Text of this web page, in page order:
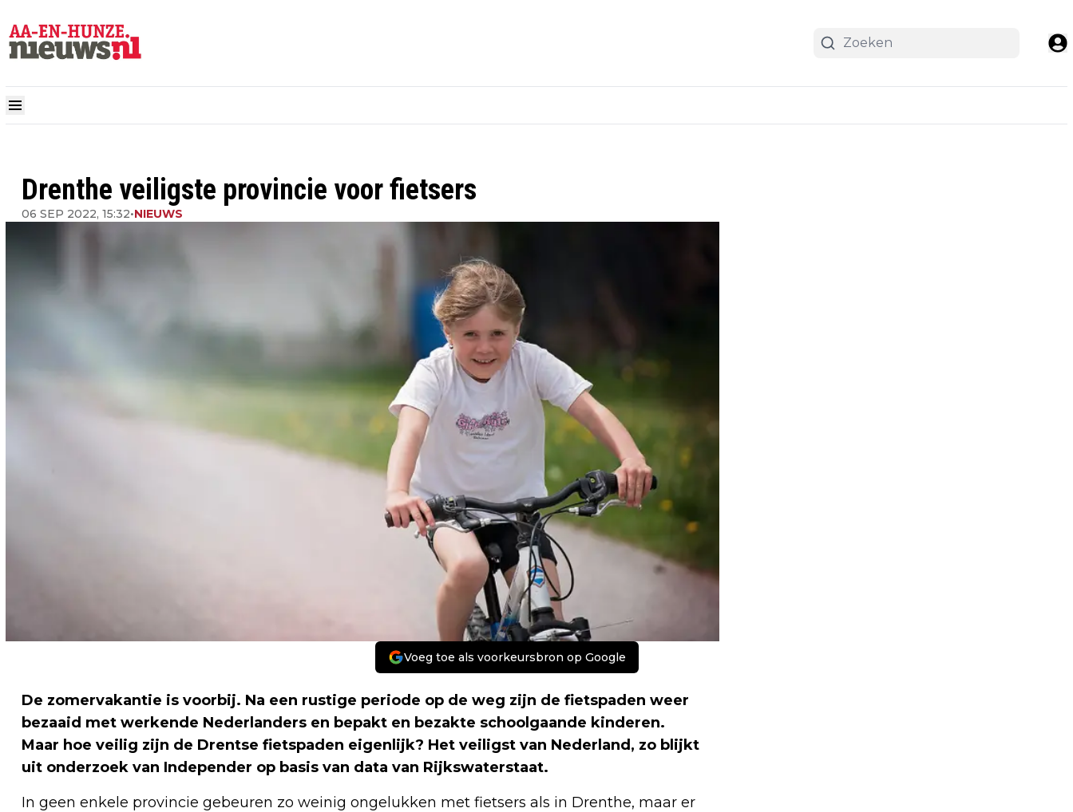
Drenthe veiligste provincie voor fietsers
06 SEP 2022, 15:32•NIEUWS
Voeg toe als voorkeursbron op Google
De zomervakantie is voorbij. Na een rustige periode op de weg zijn de fietspaden weer
bezaaid met werkende Nederlanders en bepakt en bezakte schoolgaande kinderen.
Maar hoe veilig zijn de Drentse fietspaden eigenlijk? Het veiligst van Nederland, zo blijkt
uit onderzoek van Independer op basis van data van Rijkswaterstaat.
In geen enkele provincie gebeuren zo weinig ongelukken met fietsers als in Drenthe, maar er